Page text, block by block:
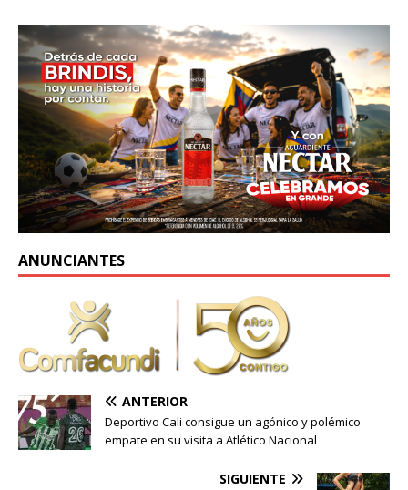
ANUNCIANTES
ANTERIOR
Deportivo Cali consigue un agónico y polémico
empate en su visita a Atlético Nacional
SIGUIENTE